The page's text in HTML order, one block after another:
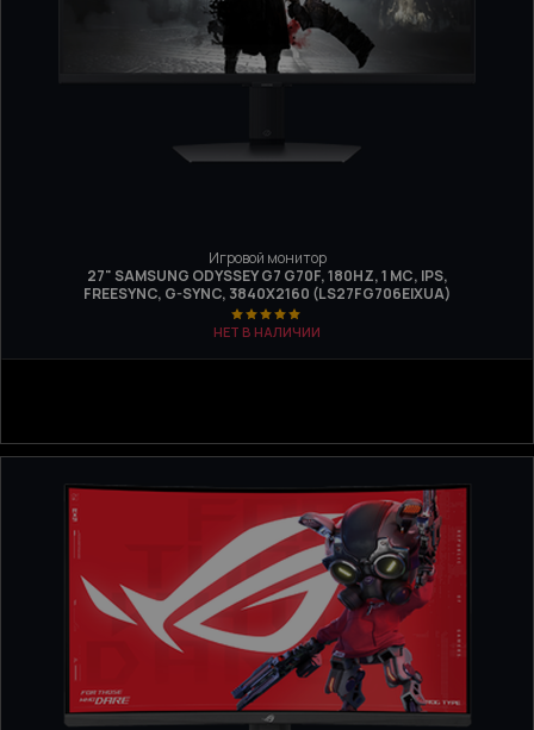
Игровой монитор
27" SAMSUNG ODYSSEY G7 G70F, 180HZ, 1 МС, IPS,
FREESYNC, G-SYNC, 3840X2160 (LS27FG706EIXUA)
НЕТ В НАЛИЧИИ